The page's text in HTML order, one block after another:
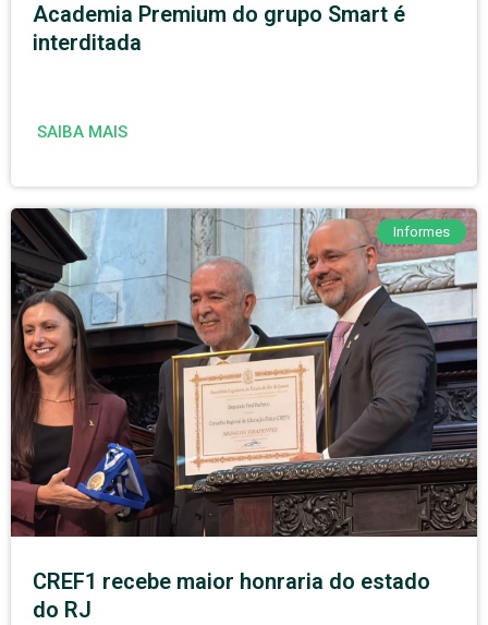
Academia Premium do grupo Smart é
interditada
SAIBA MAIS
Informes
CREF1 recebe maior honraria do estado
do RJ